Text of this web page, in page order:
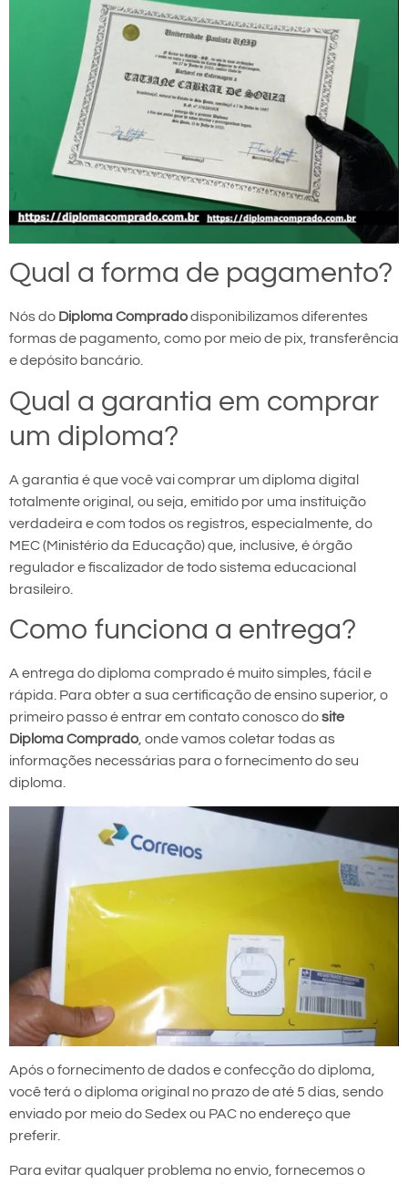
Qual a forma de pagamento?
Nós do Diploma Compradodisponibilizamos diferentes
formas de pagamento, como por meio de pix, transferência
e depósito bancário.
Qual a garantia em comprar
um diploma?
A garantia é que você vai comprar um diploma digital
totalmente original, ou seja, emitido por uma instituição
verdadeira e com todos os registros, especialmente, do
MEC (Ministério da Educação) que, inclusive, é órgão
regulador e fiscalizador de todo sistema educacional
brasileiro.
Como funciona a entrega?
A entrega do diploma comprado é muito simples, fácil e
rápida. Para obter a sua certificação de ensino superior, o
primeiro passo é entrar em contato conosco dosite
Diploma Comprado , onde vamos coletar todas as
informações necessárias para o fornecimento do seu
diploma.
Após o fornecimento de dados e confecção do diploma,
você terá o diploma original no prazo de até 5 dias, sendo
enviado por meio do Sedex ou PAC no endereço que
preferir.
Para evitar qualquer problema no envio, fornecemos o